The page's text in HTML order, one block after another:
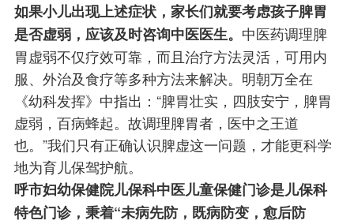
如果小儿出现上述症状，家长们就要考虑孩子脾胃
是否虚弱，应该及时咨询中医医生。 中医药调理脾
胃虚弱不仅疗效可靠，而且治疗方法灵活，可用内
服、外治及食疗等多种方法来解决。明朝万全在
《幼科发挥》中指出：“脾胃壮实，四肢安宁，脾胃
虚弱，百病蜂起。故调理脾胃者，医中之王道
也。”我们只有正确认识脾虚这一问题，才能更科学
地为育儿保驾护航。
呼市妇幼保健院儿保科中医儿童保健门诊是儿保科
特色门诊，秉着“未病先防，既病防变，愈后防